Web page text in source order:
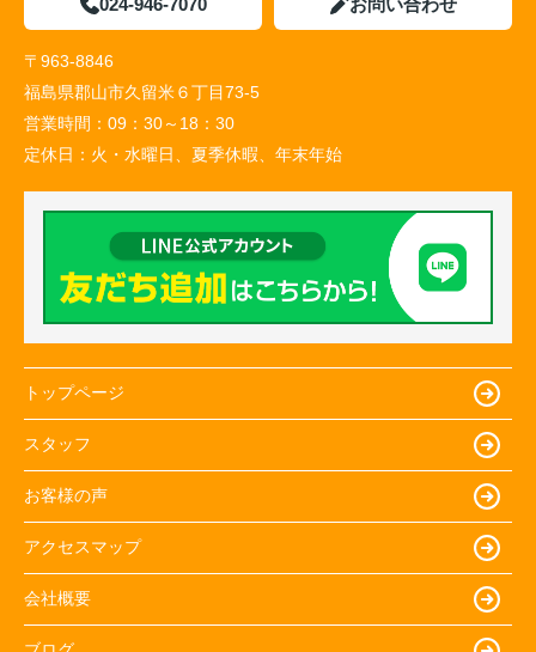
〒963-8846
福島県郡山市久留米６丁目73-5
営業時間： 09：30～18：30
定休日： 火・水曜日、夏季休暇、年末年始
トップページ
スタッフ
お客様の声
アクセスマップ
会社概要